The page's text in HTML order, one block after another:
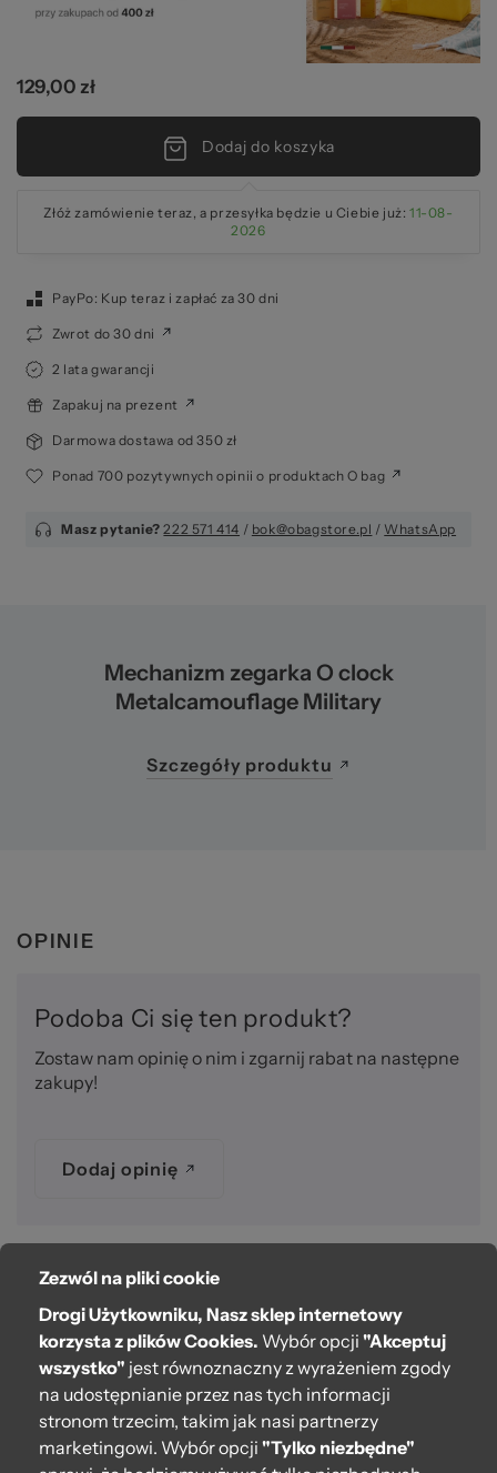
129,00 zł
Dodaj do koszyka
Złóż zamówienie teraz, a przesyłka będzie u Ciebie już: 11-08-
2026
PayPo: Kup teraz i zapłać za 30 dni
Zwrot do 30 dni
2 lata gwarancji
Zapakuj na prezent
Darmowa dostawa od 350 zł
Ponad 700 pozytywnych opinii o produktach O bag
Masz pytanie? 222 571 414 / bok@obagstore.pl / WhatsApp
Mechanizm zegarka O clock
Metalcamouflage Military
Szczegóły produktu
OPINIE
Podoba Ci się ten produkt?
Zostaw nam opinię o nim i zgarnij rabat na następne
zakupy!
Dodaj opinię
O bag
Pomoc
Moje O bag
Kontakt
222 571 414
Zezwól na pliki cookie
Drogi Użytkowniku, Nasz sklep internetowy
korzysta z plików Cookies. Wybór opcji "Akceptuj
wszystko" jest równoznaczny z wyrażeniem zgody
na udostępnianie przez nas tych informacji
stronom trzecim, takim jak nasi partnerzy
marketingowi. Wybór opcji "Tylko niezbędne"